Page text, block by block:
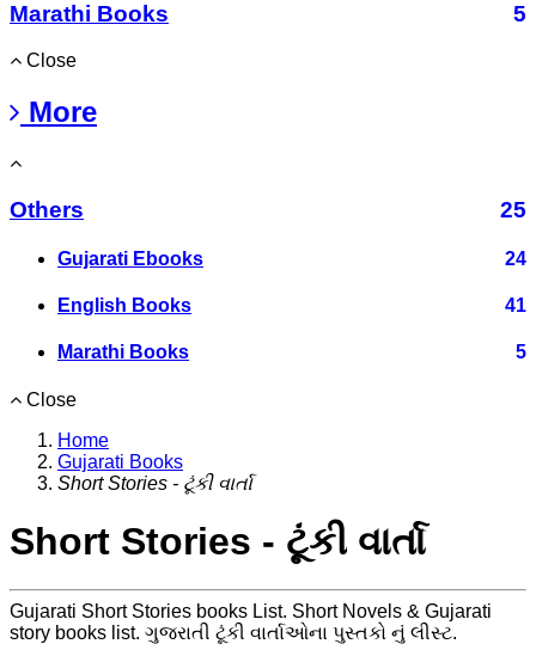
Marathi Books
5
Close
More
Others 25
Gujarati Ebooks 24
English Books 41
Marathi Books 5
Close
Home
Gujarati Books
Short Stories - ટૂંકી વાર્તા
Short Stories - ટૂંકી વાર્તા
Gujarati Short Stories books List. Short Novels & Gujarati
story books list. ગુજરાતી ટૂંકી વાર્તાઓના પુસ્તકો નું લીસ્ટ.